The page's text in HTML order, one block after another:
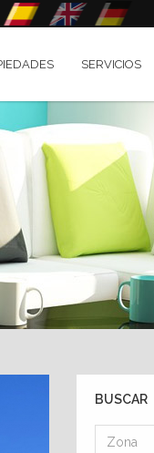
SERVICIOS
BUSCAR